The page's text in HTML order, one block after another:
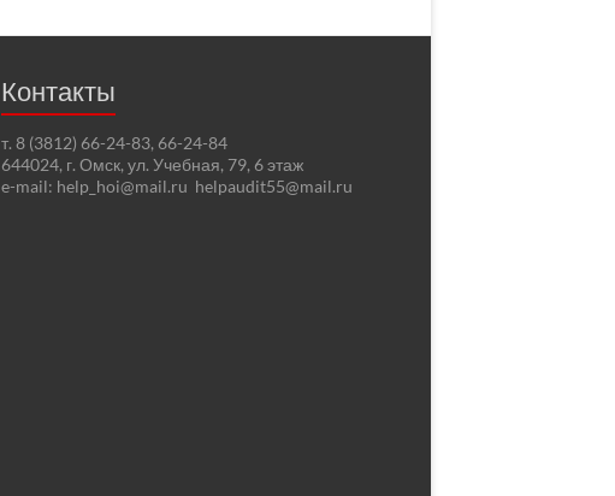
Контакты
т. 8 (3812) 66-24-83, 66-24-84
644024, г. Омск, ул. Учебная, 79, 6 этаж
e-mail: help_hoi@mail.ru helpaudit55@mail.ru